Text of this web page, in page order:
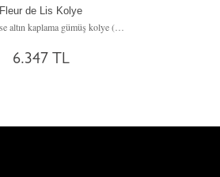
Fleur de Lis Kolye
925 ayar rose altın kaplama gümüş kolye (40 cm gümüş rolo zincir)
6.347 TL